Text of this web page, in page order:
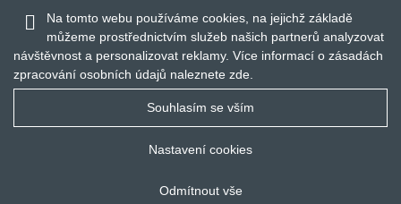
Realizace:Publis.cz
Na tomto webu používáme cookies, na jejichž základě
můžeme prostřednictvím služeb našich partnerů analyzovat
návštěvnost a personalizovat reklamy. Více informací o zásadách
zpracování osobních údajů naleznete zde
Souhlasím se vším
Nastavení cookies
Odmítnout vše